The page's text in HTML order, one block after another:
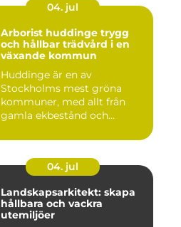
04. jul
Arborist huddinge trygg
och hållbar trädvård i en
växande kommun
Huddinge är en av
Stockholms mest gröna
kommuner, med allt från
gamla ekbestånd och
04. jul
Landskapsarkitekt: skapa
hållbara och vackra
utemiljöer